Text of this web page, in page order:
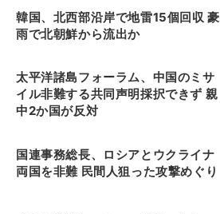
韓国、北西部沿岸で地雷15個回収 豪
雨で北朝鮮から流出か
太平洋諸島フォーラム、中国のミサ
イル非難する共同声明採択できず 親
中2か国が反対
国連事務総長、ロシアとウクライナ
両国を非難 民間人狙った攻撃めぐり